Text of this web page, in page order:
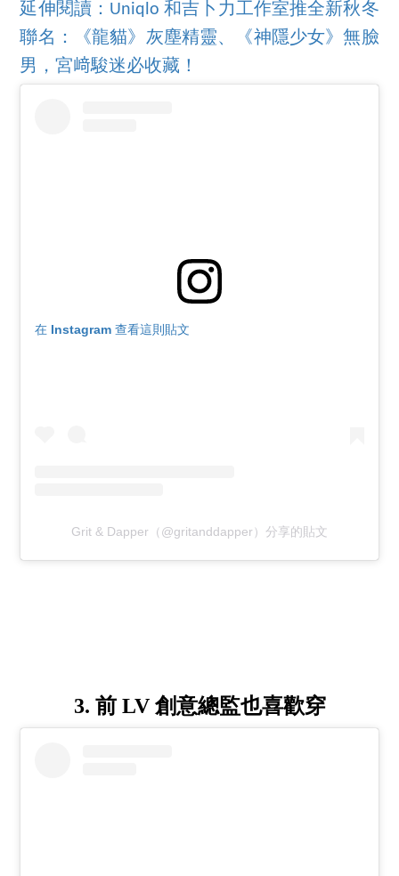
延伸閱讀：Uniqlo 和吉卜力工作室推全新秋冬
聯名：《龍貓》灰塵精靈、《神隱少女》無臉
男，宮﨑駿迷必收藏！
在 Instagram 查看這則貼文
Grit & Dapper（@gritanddapper）分享的貼文
3. 前 LV 創意總監也喜歡穿